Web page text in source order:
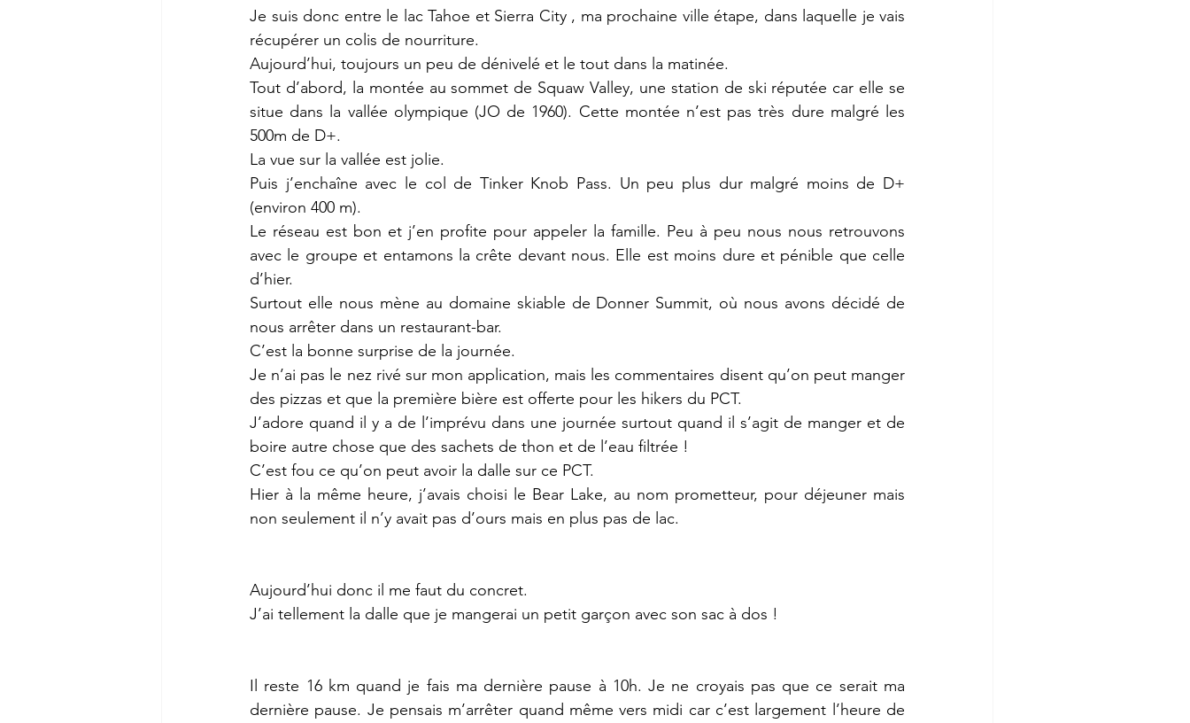
Je suis donc entre le lac Tahoe et Sierra City , ma prochaine ville étape, dans laquelle je vais
récupérer un colis de nourriture.
Aujourd’hui, toujours un peu de dénivelé et le tout dans la matinée.
Tout d’abord, la montée au sommet de Squaw Valley, une station de ski réputée car elle se
situe dans la vallée olympique (JO de 1960). Cette montée n’est pas très dure malgré les
500m de D+.
La vue sur la vallée est jolie.
Puis j’enchaîne avec le col de Tinker Knob Pass. Un peu plus dur malgré moins de D+
(environ 400 m).
Le réseau est bon et j’en profite pour appeler la famille. Peu à peu nous nous retrouvons
avec le groupe et entamons la crête devant nous. Elle est moins dure et pénible que celle
d’hier.
Surtout elle nous mène au domaine skiable de Donner Summit, où nous avons décidé de
nous arrêter dans un restaurant-bar.
C’est la bonne surprise de la journée.
Je n’ai pas le nez rivé sur mon application, mais les commentaires disent qu’on peut manger
des pizzas et que la première bière est offerte pour les hikers du PCT.
J’adore quand il y a de l’imprévu dans une journée surtout quand il s’agit de manger et de
boire autre chose que des sachets de thon et de l’eau filtrée !
C’est fou ce qu’on peut avoir la dalle sur ce PCT.
Hier à la même heure, j’avais choisi le Bear Lake, au nom prometteur, pour déjeuner mais
non seulement il n’y avait pas d’ours mais en plus pas de lac.
Aujourd’hui donc il me faut du concret.
J’ai tellement la dalle que je mangerai un petit garçon avec son sac à dos !
Il reste 16 km quand je fais ma dernière pause à 10h. Je ne croyais pas que ce serait ma
dernière pause. Je pensais m’arrêter quand même vers midi car c’est largement l’heure de